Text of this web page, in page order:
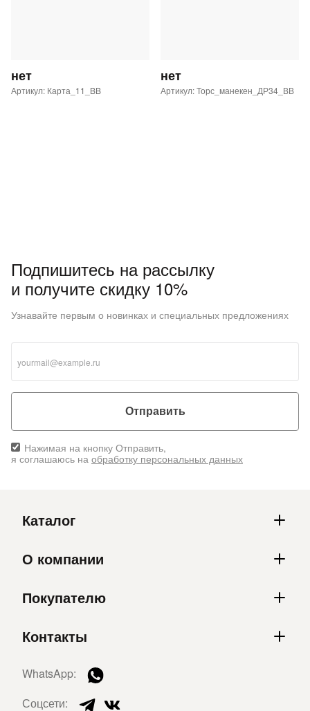
нет
Артикул: Карта_11_BB
нет
Артикул: Торс_манекен_ДР34_ВВ
Подпишитесь на рассылку
и получите скидку 10%
Узнавайте первым о новинках и специальных предложениях
Отправить
Нажимая на кнопку Отправить,
я соглашаюсь на обработку персональных данных
Каталог
О компании
Покупателю
Контакты
WhatsApp:
Соцсети: